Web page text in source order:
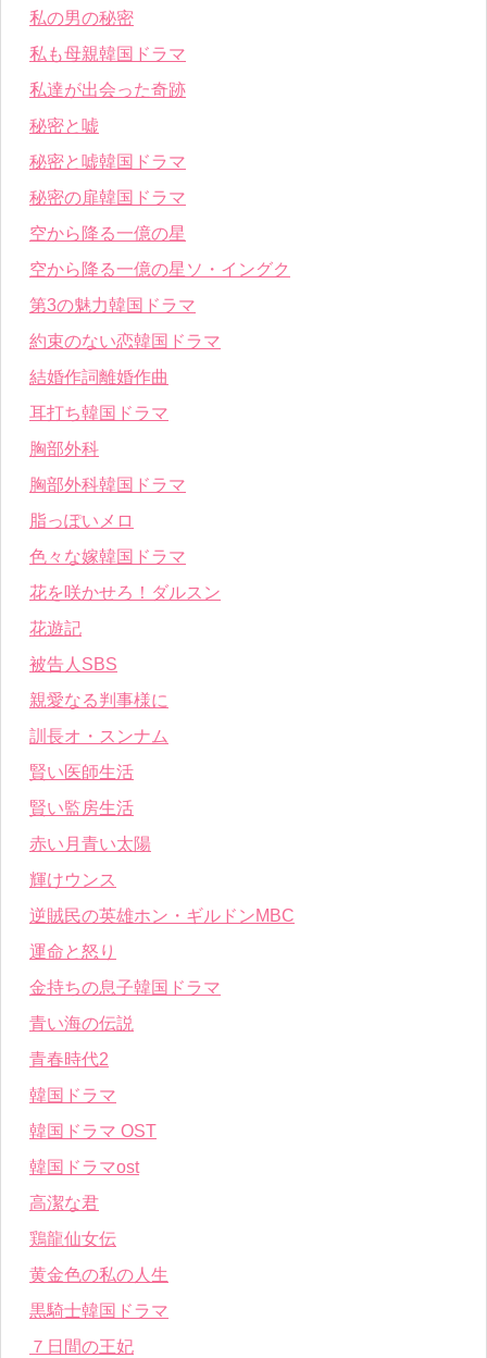
私の男の秘密
私も母親韓国ドラマ
私達が出会った奇跡
秘密と嘘
秘密と嘘韓国ドラマ
秘密の扉韓国ドラマ
空から降る一億の星
空から降る一億の星ソ・イングク
第3の魅力韓国ドラマ
約束のない恋韓国ドラマ
結婚作詞離婚作曲
耳打ち韓国ドラマ
胸部外科
胸部外科韓国ドラマ
脂っぽいメロ
色々な嫁韓国ドラマ
花を咲かせろ！ダルスン
花遊記
被告人SBS
親愛なる判事様に
訓長オ・スンナム
賢い医師生活
賢い監房生活
赤い月青い太陽
輝けウンス
逆賊民の英雄ホン・ギルドンMBC
運命と怒り
金持ちの息子韓国ドラマ
青い海の伝説
青春時代2
韓国ドラマ
韓国ドラマ OST
韓国ドラマost
高潔な君
鶏龍仙女伝
黄金色の私の人生
黒騎士韓国ドラマ
７日間の王妃